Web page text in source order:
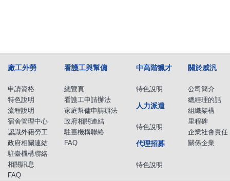
廠工外勞
申請資格
特色說明
流程說明
宿舍管理中心
認識外籍勞工
政府相關連結
駐臺機構聯絡
相關訊息
FAQ
看護工與幫傭
總覽頁
看護工申請辦法
家庭幫傭申請辦法
政府相關連結
駐臺機構聯絡
FAQ
中高階獵才
特色說明
人力派遣
特色說明
代理招募
特色說明
關於威汎
公司簡介
總經理的話
組織架構
里程碑
企業社會責任
關係企業